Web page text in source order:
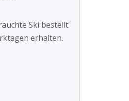
Ski bestellt
erhalten.